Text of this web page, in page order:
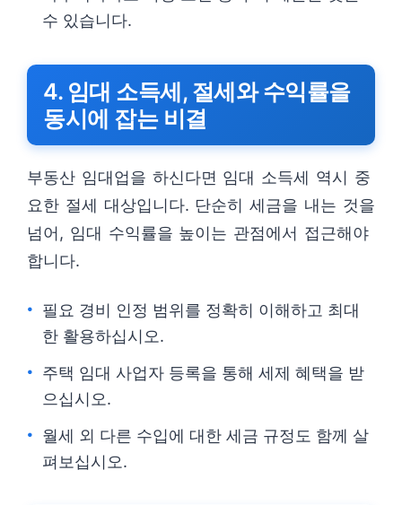
수 있습니다.
4. 임대 소득세, 절세와 수익률을
동시에 잡는 비결
부동산 임대업을 하신다면 임대 소득세 역시 중
요한 절세 대상입니다. 단순히 세금을 내는 것을
넘어, 임대 수익률을 높이는 관점에서 접근해야
합니다.
필요 경비 인정 범위를 정확히 이해하고 최대
한 활용하십시오.
주택 임대 사업자 등록을 통해 세제 혜택을 받
으십시오.
월세 외 다른 수입에 대한 세금 규정도 함께 살
펴보십시오.